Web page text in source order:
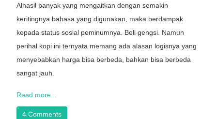
Alhasil banyak yang mengaitkan dengan semakin
keritingnya bahasa yang digunakan, maka berdampak
kepada status sosial peminumnya. Beli gengsi. Namun
perihal kopi ini ternyata memang ada alasan logisnya yang
menyebabkan harga bisa berbeda, bahkan bisa berbeda
sangat jauh.
Read more...
4 Comments